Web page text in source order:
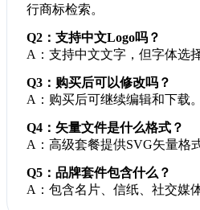
行商标检索。
Q2：支持中文Logo吗？
A：支持中文文字，但字体选
Q3：购买后可以修改吗？
A：购买后可继续编辑和下载。
Q4：矢量文件是什么格式？
A：高级套餐提供SVG矢量格式
Q5：品牌套件包含什么？
A：包含名片、信纸、社交媒